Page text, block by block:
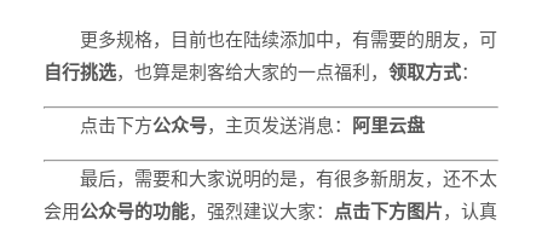
更多规格，目前也在陆续添加中，有需要的朋友，可
自行挑选，也算是刺客给大家的一点福利 ， 领取方式：
点击下方公众号，主页发送消息： 阿里云盘
最后，需要和大家说明的是，有很多新朋友，还不太
会用公众号的功能，强烈建议大家： 点击下方图片，认真